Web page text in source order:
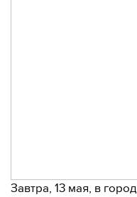
Завтра, 13 мая, в